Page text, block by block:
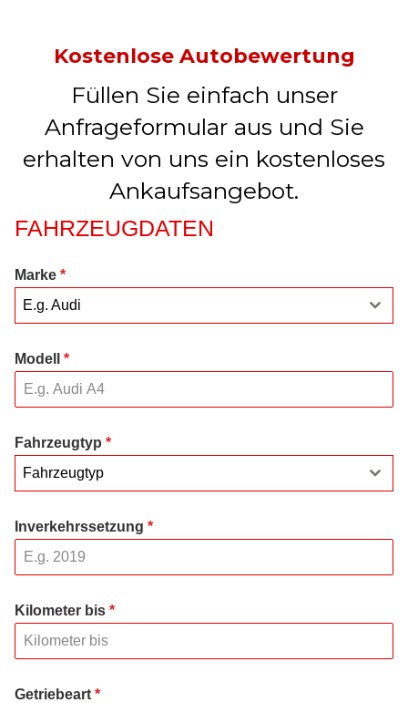
Kostenlose Autobewertung
Füllen Sie einfach unser
Anfrageformular aus und Sie
erhalten von uns ein kostenloses
Ankaufsangebot.
FAHRZEUGDATEN
Marke *
E.g. Audi
Modell *
Fahrzeugtyp *
Fahrzeugtyp
Inverkehrssetzung *
Kilometer bis *
Getriebeart *